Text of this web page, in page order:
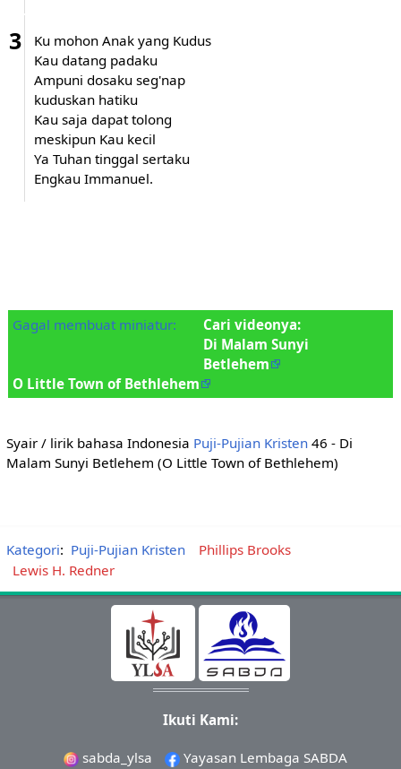
3
Ku mohon Anak yang Kudus
Kau datang padaku
Ampuni dosaku seg'nap
kuduskan hatiku
Kau saja dapat tolong
meskipun Kau kecil
Ya Tuhan tinggal sertaku
Engkau Immanuel.
Gagal membuat miniatur:
Cari videonya:
Di Malam Sunyi
Betlehem
O Little Town of Bethlehem
Syair / lirik bahasa Indonesia Puji-Pujian Kristen46 - Di
Malam Sunyi Betlehem (O Little Town of Bethlehem)
Kategori: Puji-Pujian Kristen
Phillips Brooks
Lewis H. Redner
Ikuti Kami:
sabda_ylsa
Yayasan Lembaga SABDA